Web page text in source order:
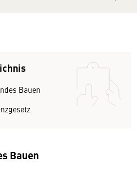
Bauen
Bauen